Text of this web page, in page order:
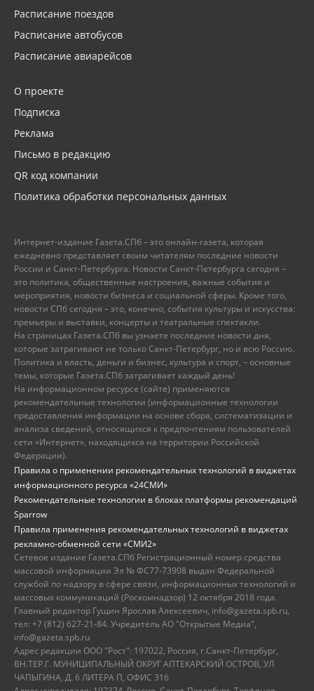
Расписание поездов
Расписание автобусов
Расписание авиарейсов
О проекте
Подписка
Реклама
Письмо в редакцию
QR код компании
Политика обработки персональных данных
Интернет-издание Газета.СПб – это онлайн-газета, которая
ежедневно представляет своим читателям последние новости
России и Санкт-Петербурга. Новости Санкт-Петербурга сегодня –
это политика, общественные настроения, важные события и
мероприятия, новости бизнеса и социальной сферы. Кроме того,
новости СПб сегодня – это, конечно, события культуры и искусства:
премьеры и выставки, концерты и театральные спектакли.
На страницах Газета.СПб вы узнаете последние новости дня,
которые затрагивают не только Санкт-Петербург, но и всю Россию.
Политика и власть, деньги и бизнес, культура и спорт, – основные
темы, которые Газета.СПб затрагивает каждый день!
На информационном ресурсе (сайте) применяются
рекомендательные технологии (информационные технологии
предоставления информации на основе сбора, систематизации и
анализа сведений, относящихся к предпочтениям пользователей
сети «Интернет», находящихся на территории Российской
Федерации).
Правила о применении рекомендательных технологий в виджетах
информационного ресурса «24СМИ»
Рекомендательные технологии в блоках платформы рекомендаций
Sparrow
Правила применения рекомендательных технологий в виджетах
рекламно-обменной сети «СМИ2»
Сетевое издание Газета.СПб Регистрационный номер средства
массовой информации Эл № ФС77-73908 выдан Федеральной
службой по надзору в сфере связи, информационных технологий и
массовых коммуникаций (Роскомнадзор) 12 октября 2018 года.
Главный редактор Гущин Ярослав Алексеевич, info@gazeta.spb.ru,
тел: +7 (812) 627-21-84. Учредитель АО "Открытые Медиа",
info@gazeta.spb.ru
Адрес редакции ООО "Рост": 197022, Россия, г.Санкт-Петербург,
ВН.ТЕР.Г. МУНИЦИПАЛЬНЫЙ ОКРУГ АПТЕКАРСКИЙ ОСТРОВ, УЛ
ЧАПЫГИНА, Д. 6 ЛИТЕРА П, ОФИС 316